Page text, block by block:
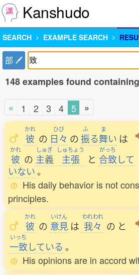
Kanshudo
SEARCH EXAMPLE SEARCH
部
148 examples found
« 1 2 3 4 5 »
かれ
彼 の
ひび
日々 の
ふ
振る
ま
舞い は
かれ
彼 の
しゅぎ
主義
しゅちょう
主張 と
がっち
合致して
いない。
His daily behavior is not
principles.
かれ
彼 の
いけん
意見 は
われわれ
我々 の と
いっち
一致している 。
His opinions are in accord